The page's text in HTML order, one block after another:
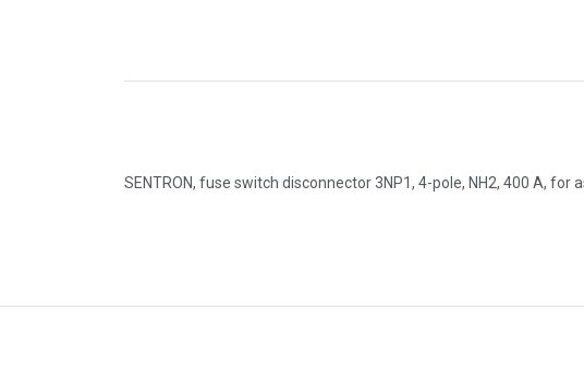
SENTRON, fuse switch disconnector 3NP1, 4-pole, NH2, 400 A,